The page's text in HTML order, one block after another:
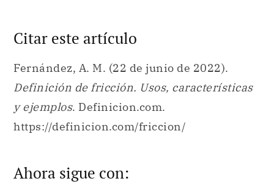
Citar este artículo
Fernández, A. M. (22 de junio de 2022).
Definición de fricción. Usos, características
y ejemplos. Definicion.com.
https://definicion.com/friccion/
Ahora sigue con: